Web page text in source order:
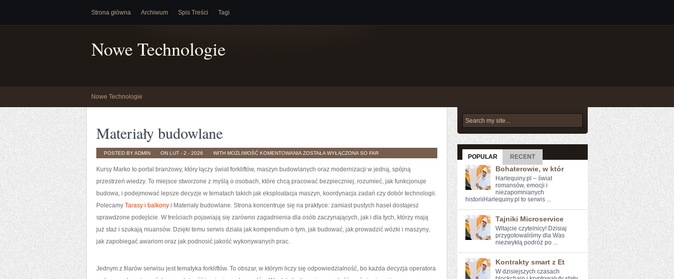
Strona główna Archiwum Spis Treści Tagi
Nowe Technologie
Nowe Technologie
Materiały budowlane
POSTED BY ADMIN ON LUT - 2 - 2026 WITH MOŻLIWOŚĆ KOMENTOWANIA MATERIAŁY
BUDOWLANE
ZOSTAŁA WYŁĄCZONA SO FAR
Kursy Marko to portal branżowy, który łączy świat forkliftów, maszyn budowlanych oraz modernizacji w jedną, spójną
przestrzeń wiedzy. To miejsce stworzone z myślą o osobach, które chcą pracować bezpieczniej, rozumieć, jak funkcjonuje
budowa, i podejmować lepsze decyzje w tematach takich jak eksploatacja maszyn, koordynacja zadań czy dobór technologii.
Polecamy Tarasy i balkony i Materiały budowlane. Strona koncentruje się na praktyce: zamiast pustych haseł dostajesz
sprawdzone podejście. W treściach pojawiają się zarówno zagadnienia dla osób zaczynających, jak i dla tych, którzy mają
już staż i szukają niuansów. Dzięki temu serwis działa jak kompendium o tym, jak budować, jak prowadzić wózki i maszyny,
jak zapobiegać awariom oraz jak podnosić jakość wykonywanych prac.
Jednym z filarów serwisu jest tematyka forkliftów. To obszar, w którym liczy się odpowiedzialność, bo każda decyzja operatora
POPULAR RECENT
Bohaterowie, w któr
Harlequiny.pl – świat
romansów, emocji i
niezapomnianych
historiiHarlequiny.pl to serwis ...
Tajniki Microservice
Witajcie czytelnicy! Dzisiaj
przygotowaliśmy⁣ dla ‍Was
‍niezwykłą podróż po ...
Kontrakty smart z Et
W dzisiejszych‍ czasach